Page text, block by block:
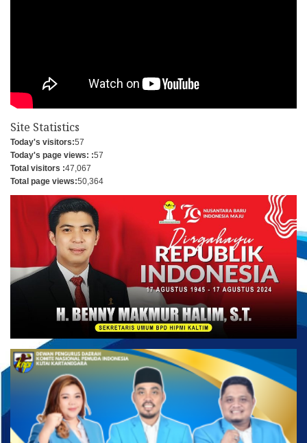
Site Statistics
Today's visitors:57
Today's page views: :57
Total visitors :47,067
Total page views:50,364